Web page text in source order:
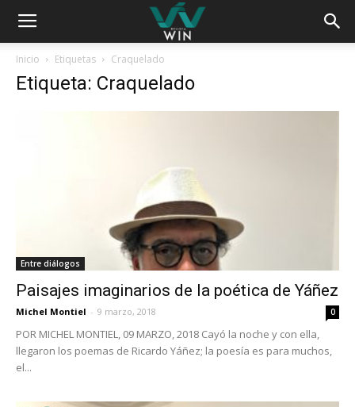
Inicio Etiquetas Craquelado
Etiqueta: Craquelado
Entre diálogos
Paisajes imaginarios de la poética de Yáñez
Michel Montiel - 9 marzo, 2018 0
POR MICHEL MONTIEL, 09 MARZO, 2018 Cayó la noche y con ella,
llegaron los poemas de Ricardo Yáñez; la poesía es para muchos,
el...